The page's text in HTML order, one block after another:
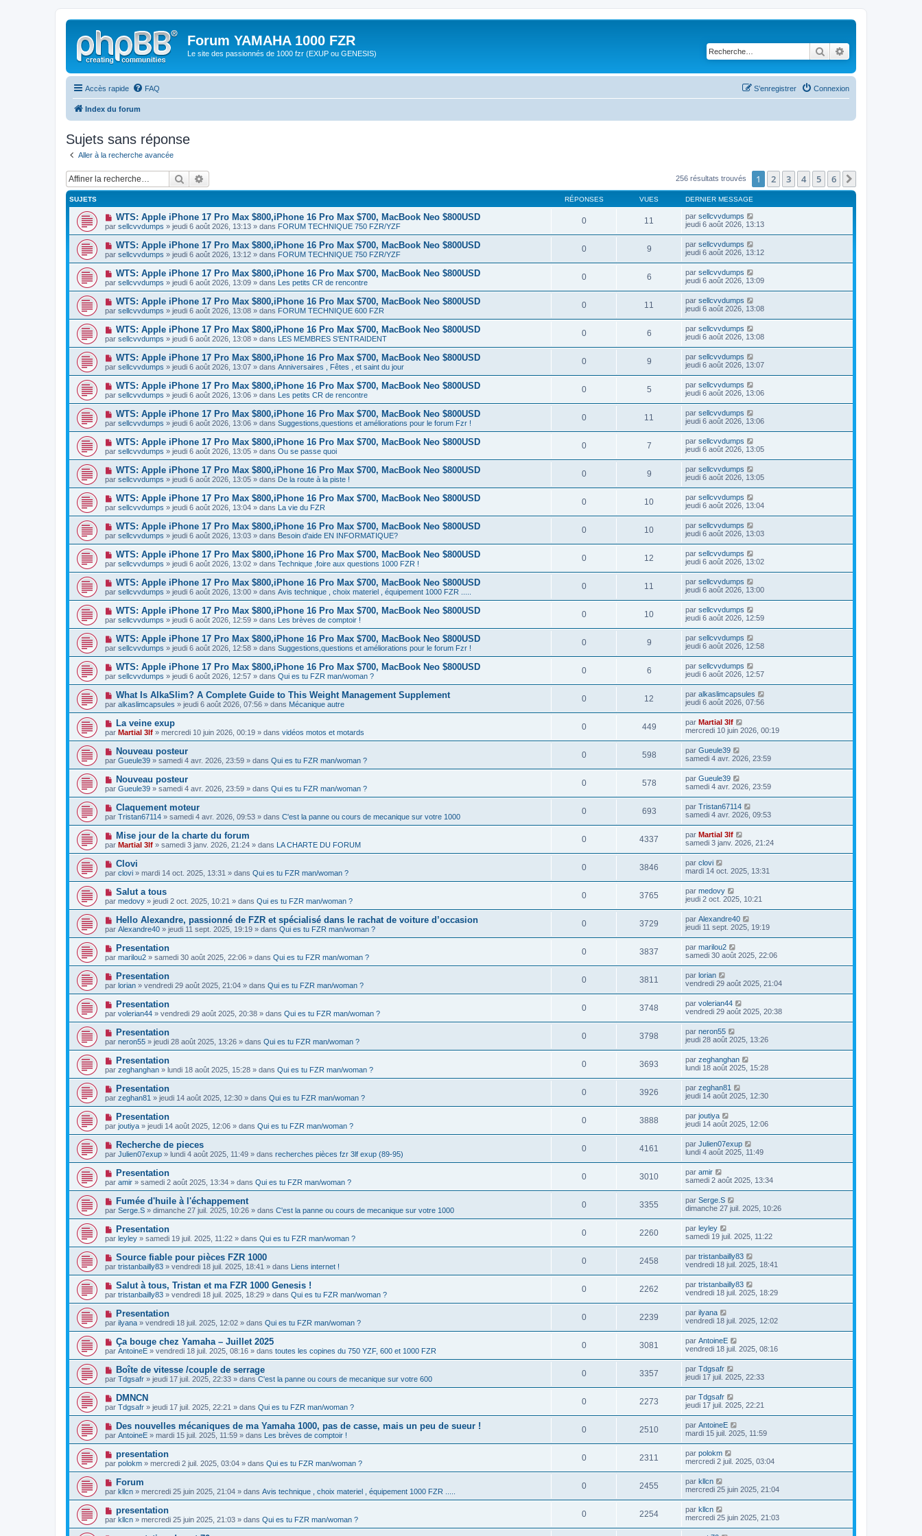
Forum YAMAHA 1000 FZR
Le site des passionnés de 1000 fzr (EXUP ou GENESIS) Rechercher
Accès rapide FAQ Connexion
S’enregistrer
Index du forum
Sujets sans réponse
Aller à la recherche avancée
Rechercher 256 résultats trouvés 1 2 3 4 5 6
SUJETS RÉPONSES VUES DERNIER MESSAGE
N
o
u
v
e
a
u
m
e
s
s
a
g
e
WTS: Apple iPhone 17 Pro Max $800,iPhone 16 Pro Max $700, MacBook Neo $800USD
par sellcvvdumps » jeudi 6 août 2026, 13:13 » dans FORUM TECHNIQUE 750 FZR/YZF
0 11 par sellcvvdumps
jeudi 6 août 2026, 13:13
N
o
u
v
e
a
u
m
e
s
s
a
g
e
WTS: Apple iPhone 17 Pro Max $800,iPhone 16 Pro Max $700, MacBook Neo $800USD
par sellcvvdumps » jeudi 6 août 2026, 13:12 » dans FORUM TECHNIQUE 750 FZR/YZF
0 9 par sellcvvdumps
jeudi 6 août 2026, 13:12
N
o
u
v
e
a
u
m
e
s
s
a
g
e
WTS: Apple iPhone 17 Pro Max $800,iPhone 16 Pro Max $700, MacBook Neo $800USD
par sellcvvdumps » jeudi 6 août 2026, 13:09 » dans Les petits CR de rencontre
0 6 par sellcvvdumps
jeudi 6 août 2026, 13:09
N
o
u
v
e
a
u
m
e
s
s
a
g
e
WTS: Apple iPhone 17 Pro Max $800,iPhone 16 Pro Max $700, MacBook Neo $800USD
par sellcvvdumps » jeudi 6 août 2026, 13:08 » dans FORUM TECHNIQUE 600 FZR
0 11 par sellcvvdumps
jeudi 6 août 2026, 13:08
N
o
u
v
e
a
u
m
e
s
s
a
g
e
WTS: Apple iPhone 17 Pro Max $800,iPhone 16 Pro Max $700, MacBook Neo $800USD
par sellcvvdumps » jeudi 6 août 2026, 13:08 » dans LES MEMBRES S'ENTRAIDENT
0 6 par sellcvvdumps
jeudi 6 août 2026, 13:08
N
o
u
v
e
a
u
m
e
s
s
a
g
e
WTS: Apple iPhone 17 Pro Max $800,iPhone 16 Pro Max $700, MacBook Neo $800USD
par sellcvvdumps » jeudi 6 août 2026, 13:07 » dans Anniversaires , Fêtes , et saint du jour
0 9 par sellcvvdumps
jeudi 6 août 2026, 13:07
N
o
u
v
e
a
u
m
e
s
s
a
g
e
WTS: Apple iPhone 17 Pro Max $800,iPhone 16 Pro Max $700, MacBook Neo $800USD
par sellcvvdumps » jeudi 6 août 2026, 13:06 » dans Les petits CR de rencontre
0 5 par sellcvvdumps
jeudi 6 août 2026, 13:06
N
o
u
v
e
a
u
m
e
s
s
a
g
e
WTS: Apple iPhone 17 Pro Max $800,iPhone 16 Pro Max $700, MacBook Neo $800USD
par sellcvvdumps » jeudi 6 août 2026, 13:06 » dans Suggestions,questions et améliorations pour le forum Fzr !
0 11 par sellcvvdumps
jeudi 6 août 2026, 13:06
N
o
u
v
e
a
u
m
e
s
s
a
g
e
WTS: Apple iPhone 17 Pro Max $800,iPhone 16 Pro Max $700, MacBook Neo $800USD
par sellcvvdumps » jeudi 6 août 2026, 13:05 » dans Ou se passe quoi
0 7 par sellcvvdumps
jeudi 6 août 2026, 13:05
N
o
u
v
e
a
u
m
e
s
s
a
g
e
WTS: Apple iPhone 17 Pro Max $800,iPhone 16 Pro Max $700, MacBook Neo $800USD
par sellcvvdumps » jeudi 6 août 2026, 13:05 » dans De la route à la piste !
0 9 par sellcvvdumps
jeudi 6 août 2026, 13:05
N
o
u
v
e
a
u
m
e
s
s
a
g
e
WTS: Apple iPhone 17 Pro Max $800,iPhone 16 Pro Max $700, MacBook Neo $800USD
par sellcvvdumps » jeudi 6 août 2026, 13:04 » dans La vie du FZR
0 10 par sellcvvdumps
jeudi 6 août 2026, 13:04
N
o
u
v
e
a
u
m
e
s
s
a
g
e
WTS: Apple iPhone 17 Pro Max $800,iPhone 16 Pro Max $700, MacBook Neo $800USD
par sellcvvdumps » jeudi 6 août 2026, 13:03 » dans Besoin d'aide EN INFORMATIQUE?
0 10 par sellcvvdumps
jeudi 6 août 2026, 13:03
N
o
u
v
e
a
u
m
e
s
s
a
g
e
WTS: Apple iPhone 17 Pro Max $800,iPhone 16 Pro Max $700, MacBook Neo $800USD
par sellcvvdumps » jeudi 6 août 2026, 13:02 » dans Technique ,foire aux questions 1000 FZR !
0 12 par sellcvvdumps
jeudi 6 août 2026, 13:02
N
o
u
v
e
a
u
m
e
s
s
a
g
e
WTS: Apple iPhone 17 Pro Max $800,iPhone 16 Pro Max $700, MacBook Neo $800USD
par sellcvvdumps » jeudi 6 août 2026, 13:00 » dans Avis technique , choix materiel , équipement 1000 FZR .....
0 11 par sellcvvdumps
jeudi 6 août 2026, 13:00
N
o
u
v
e
a
u
m
e
s
s
a
g
e
WTS: Apple iPhone 17 Pro Max $800,iPhone 16 Pro Max $700, MacBook Neo $800USD
par sellcvvdumps » jeudi 6 août 2026, 12:59 » dans Les brèves de comptoir !
0 10 par sellcvvdumps
jeudi 6 août 2026, 12:59
N
o
u
v
e
a
u
m
e
s
s
a
g
e
WTS: Apple iPhone 17 Pro Max $800,iPhone 16 Pro Max $700, MacBook Neo $800USD
par sellcvvdumps » jeudi 6 août 2026, 12:58 » dans Suggestions,questions et améliorations pour le forum Fzr !
0 9 par sellcvvdumps
jeudi 6 août 2026, 12:58
N
o
u
v
e
a
u
e
s
s
a
g
e
WTS: Apple iPhone 17 Pro Max $800,iPhone 16 Pro Max $700, MacBook Neo $800USD
par sellcvvdumps » jeudi 6 août 2026, 12:57 » dans Qui es tu FZR man/woman ?
0 6 par sellcvvdumps
jeudi 6 août 2026, 12:57
N
o
u
v
e
a
u
m
e
s
s
a
g
e
What Is AlkaSlim? A Complete Guide to This Weight Management Supplement
par alkaslimcapsules » jeudi 6 août 2026, 07:56 » dans Mécanique autre
0 12 par alkaslimcapsules
jeudi 6 août 2026, 07:56
N
o
u
v
e
a
u
m
e
s
s
a
g
e
La veine exup
par Martial 3lf » mercredi 10 juin 2026, 00:19 » dans vidéos motos et motards
0 449 par Martial 3lf
mercredi 10 juin 2026, 00:19
N
o
u
v
e
a
u
m
e
s
s
a
g
e
Nouveau posteur
par Gueule39 » samedi 4 avr. 2026, 23:59 » dans Qui es tu FZR man/woman ?
0 598 par Gueule39
samedi 4 avr. 2026, 23:59
N
o
u
e
a
u
m
e
s
s
a
g
e
Nouveau posteur
par Gueule39 » samedi 4 avr. 2026, 23:59 » dans Qui es tu FZR man/woman ?
0 578 par Gueule39
samedi 4 avr. 2026, 23:59
N
o
u
v
e
a
u
m
e
s
s
a
g
e
Claquement moteur
par Tristan67114 » samedi 4 avr. 2026, 09:53 » dans C'est la panne ou cours de mecanique sur votre 1000
0 693 par Tristan67114
samedi 4 avr. 2026, 09:53
N
o
u
e
a
u
m
e
s
s
a
g
e
Mise jour de la charte du forum
par Martial 3lf » samedi 3 janv. 2026, 21:24 » dans LA CHARTE DU FORUM
0 4337 par Martial 3lf
samedi 3 janv. 2026, 21:24
N
o
u
v
e
a
u
m
e
s
s
a
g
e
Clovi
par clovi » mardi 14 oct. 2025, 13:31 » dans Qui es tu FZR man/woman ?
0 3846 par clovi
mardi 14 oct. 2025, 13:31
N
o
u
v
e
a
u
m
e
s
s
a
g
e
Salut a tous
par medovy » jeudi 2 oct. 2025, 10:21 » dans Qui es tu FZR man/woman ?
0 3765 par medovy
jeudi 2 oct. 2025, 10:21
N
o
u
v
e
a
u
m
e
s
s
a
g
e
Hello Alexandre, passionné de FZR et spécialisé dans le rachat de voiture d’occasion
par Alexandre40 » jeudi 11 sept. 2025, 19:19 » dans Qui es tu FZR man/woman ?
0 3729 par Alexandre40
jeudi 11 sept. 2025, 19:19
N
o
u
v
e
a
u
m
e
s
s
a
g
e
Presentation
par marilou2 » samedi 30 août 2025, 22:06 » dans Qui es tu FZR man/woman ?
0 3837 par marilou2
samedi 30 août 2025, 22:06
N
o
u
v
e
a
u
m
e
s
s
a
g
e
Presentation
par lorian » vendredi 29 août 2025, 21:04 » dans Qui es tu FZR man/woman ?
0 3811 par lorian
vendredi 29 août 2025, 21:04
N
o
u
v
e
a
u
m
e
s
s
a
g
e
Presentation
par volerian44 » vendredi 29 août 2025, 20:38 » dans Qui es tu FZR man/woman ?
0 3748 par volerian44
vendredi 29 août 2025, 20:38
N
o
u
v
e
a
u
m
e
s
s
a
g
e
Presentation
par neron55 » jeudi 28 août 2025, 13:26 » dans Qui es tu FZR man/woman ?
0 3798 par neron55
jeudi 28 août 2025, 13:26
N
o
u
v
e
a
u
m
e
s
s
a
g
e
Presentation
par zeghanghan » lundi 18 août 2025, 15:28 » dans Qui es tu FZR man/woman ?
0 3693 par zeghanghan
lundi 18 août 2025, 15:28
N
o
u
v
e
a
u
m
e
s
s
a
g
e
Presentation
par zeghan81 » jeudi 14 août 2025, 12:30 » dans Qui es tu FZR man/woman ?
0 3926 par zeghan81
jeudi 14 août 2025, 12:30
N
o
u
v
e
a
u
m
e
s
s
a
g
e
Presentation
par joutiya » jeudi 14 août 2025, 12:06 » dans Qui es tu FZR man/woman ?
0 3888 par joutiya
jeudi 14 août 2025, 12:06
N
o
u
v
e
a
u
m
e
s
s
a
g
e
Recherche de pieces
par Julien07exup » lundi 4 août 2025, 11:49 » dans recherches pièces fzr 3lf exup (89-95)
0 4161 par Julien07exup
lundi 4 août 2025, 11:49
N
o
u
v
e
a
u
m
e
s
s
a
g
e
Presentation
par amir » samedi 2 août 2025, 13:34 » dans Qui es tu FZR man/woman ?
0 3010 par amir
samedi 2 août 2025, 13:34
N
o
u
v
e
a
u
m
e
s
s
a
g
e
Fumée d'huile à l'échappement
par Serge.S » dimanche 27 juil. 2025, 10:26 » dans C'est la panne ou cours de mecanique sur votre 1000
0 3355 par Serge.S
dimanche 27 juil. 2025, 10:26
N
o
u
v
e
a
u
m
e
s
s
a
g
e
Presentation
par leyley » samedi 19 juil. 2025, 11:22 » dans Qui es tu FZR man/woman ?
0 2260 par leyley
samedi 19 juil. 2025, 11:22
N
o
u
v
e
a
u
m
e
s
s
a
g
e
Source fiable pour pièces FZR 1000
par tristanbailly83 » vendredi 18 juil. 2025, 18:41 » dans Liens internet !
0 2458 par tristanbailly83
vendredi 18 juil. 2025, 18:41
N
o
u
v
e
a
u
m
e
s
s
a
g
e
Salut à tous, Tristan et ma FZR 1000 Genesis !
par tristanbailly83 » vendredi 18 juil. 2025, 18:29 » dans Qui es tu FZR man/woman ?
0 2262 par tristanbailly83
vendredi 18 juil. 2025, 18:29
N
o
u
e
a
u
m
e
s
s
a
g
e
Presentation
par ilyana » vendredi 18 juil. 2025, 12:02 » dans Qui es tu FZR man/woman ?
0 2239 par ilyana
vendredi 18 juil. 2025, 12:02
N
o
u
v
e
a
u
m
e
s
s
a
g
e
Ça bouge chez Yamaha – Juillet 2025
par AntoineE » vendredi 18 juil. 2025, 08:16 » dans toutes les copines du 750 YZF, 600 et 1000 FZR
0 3081 par AntoineE
vendredi 18 juil. 2025, 08:16
N
o
u
v
e
a
u
m
e
s
a
g
e
Boîte de vitesse /couple de serrage
par Tdgsafr » jeudi 17 juil. 2025, 22:33 » dans C'est la panne ou cours de mecanique sur votre 600
0 3357 par Tdgsafr
jeudi 17 juil. 2025, 22:33
N
o
u
v
e
a
u
m
e
s
s
a
g
e
DMNCN
par Tdgsafr » jeudi 17 juil. 2025, 22:21 » dans Qui es tu FZR man/woman ?
0 2273 par Tdgsafr
jeudi 17 juil. 2025, 22:21
N
o
u
a
u
m
e
s
a
g
e
Des nouvelles mécaniques de ma Yamaha 1000, pas de casse, mais un peu de sueur !
par AntoineE » mardi 15 juil. 2025, 11:59 » dans Les brèves de comptoir !
0 2510 par AntoineE
mardi 15 juil. 2025, 11:59
N
o
u
v
e
a
u
m
e
s
presentation
par polokm » mercredi 2 juil. 2025, 03:04 » dans Qui es tu FZR man/woman ?
0 2311 par polokm
mercredi 2 juil. 2025, 03:04
N
o
u
a
u
Forum
par kllcn » mercredi 25 juin 2025, 21:04 » dans Avis technique , choix materiel , équipement 1000 FZR .....
0 2455 par kllcn
mercredi 25 juin 2025, 21:04
N
o
u
presentation
par kllcn » mercredi 25 juin 2025, 21:03 » dans Qui es tu FZR man/woman ?
0 2254 par kllcn
mercredi 25 juin 2025, 21:03